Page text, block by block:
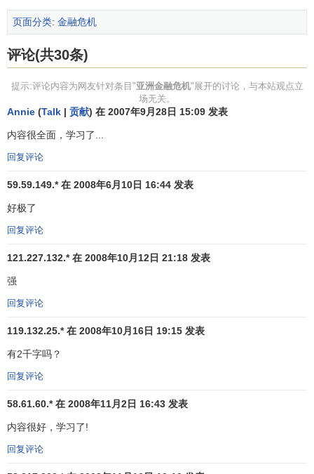
存在，又反过来影响了投资者的信心。
（2）市场体制发育不成熟。一是政府在资源配置上干预
过度，特别是干预金融系统的贷款投向和项目；另一个是金
融体制特别是监管体制不完善。
（3）“ 出口替代 ” 型模式的缺陷。“出口替代
洲不少国家经济成功的重要原因。但这种模式也存在着三方
面的不足：一是当经济发展到一定的阶段，生产成本会提
是当这一出口导向战略成为众多国家的
它们之间的相互挤压；三是产品的阶梯性进步是继续实行出
的。亚洲这些国家在实现了高速增长之后，没有解决上述问
题。
3、世界经济因素主要包括
地的经济联系越来越密切，但由此而来的负面影响也不可忽
视，如民族国家间利益冲撞加剧，资本流动能力增强，防范
国家不利。在生产领域，仍然是发达国家生产高技术产品和
高新技术本身，产品的技术含量逐级向欠发达、不发达国家
下降，最不发达国家
页面分类: 金融危机
评论(共30条)
提示:评论内容为网友针对条目"亚洲金融危机"展开的讨论，与本站观点立
场无关。
Annie (Talk | 贡献) 在 2007年9月28日 15:09 发表
内容很全面，学习了...
回复评论
59.59.149.* 在 2008年6月10日 16:44 发表
好极了
回复评论
121.227.132.* 在 2008年10月12日 21:18 发表
强
回复评论
119.132.25.* 在 2008年10月16日 19:15 发表
有2千字吗？
回复评论
58.61.60.* 在 2008年11月2日 16:43 发表
内容很好，学习了!
回复评论